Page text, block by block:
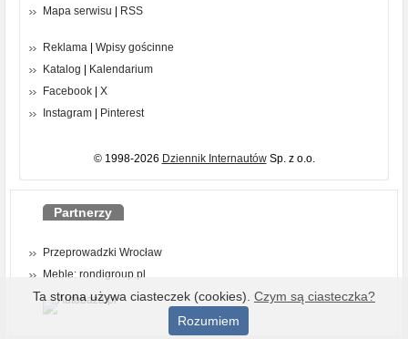
Mapa serwisu
RSS
Reklama
Wpisy gościnne
Katalog
Kalendarium
Facebook
X
Instagram
Pinterest
© 1998-2026 Dziennik InternautówSp. z o.o.
Partnerzy
Przeprowadzki Wrocław
Meble: rondigroup.pl
Ta strona używa ciasteczek (cookies). Czym są ciasteczka?
Rozumiem